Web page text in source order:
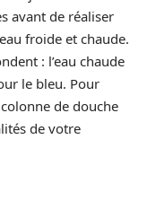
avant de réaliser
froide et chaude.
: l’eau chaude
le bleu. Pour
de douche
de votre